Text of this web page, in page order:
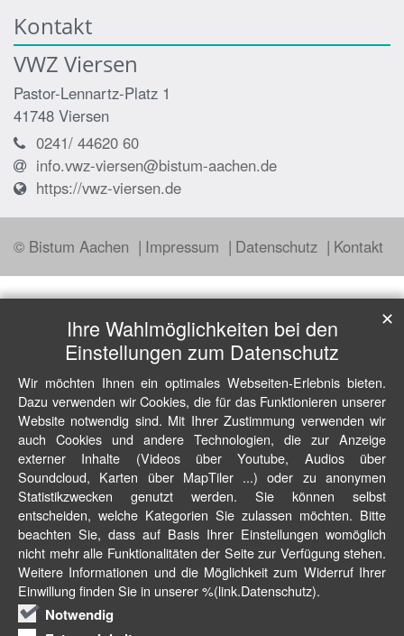
Kontakt
VWZ Viersen
Pastor-Lennartz-Platz 1
41748 Viersen
0241/ 44620 60
info.vwz-viersen@bistum-aachen.de
https://vwz-viersen.de
© Bistum Aachen Impressum Datenschutz Kontakt
Ihre Wahlmöglichkeiten bei den
Einstellungen zum Datenschutz
Wir möchten Ihnen ein optimales Webseiten-Erlebnis bieten.
Dazu verwenden wir Cookies, die für das Funktionieren unserer
Website notwendig sind. Mit Ihrer Zustimmung verwenden wir
auch Cookies und andere Technologien, die zur Anzeige
externer Inhalte (Videos über Youtube, Audios über
Soundcloud, Karten über MapTiler ...) oder zu anonymen
Statistikzwecken genutzt werden. Sie können selbst
entscheiden, welche Kategorien Sie zulassen möchten. Bitte
beachten Sie, dass auf Basis Ihrer Einstellungen womöglich
nicht mehr alle Funktionalitäten der Seite zur Verfügung stehen.
Weitere Informationen und die Möglichkeit zum Widerruf Ihrer
Einwillung finden Sie in unserer %(link.Datenschutz).
Notwendig
✕